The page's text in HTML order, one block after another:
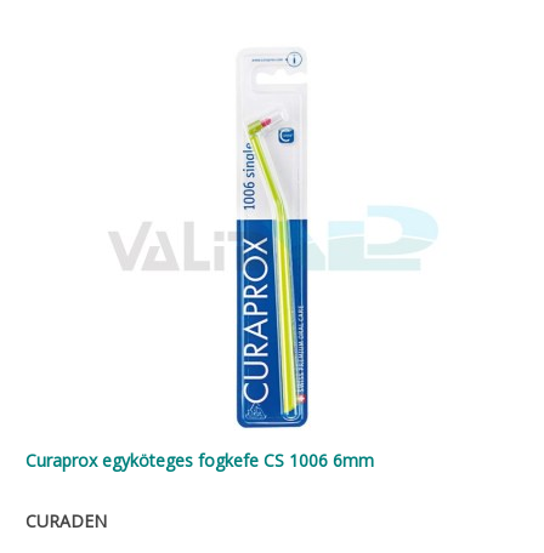
Curaprox egyköteges fogkefe CS 1006 6mm
CURADEN